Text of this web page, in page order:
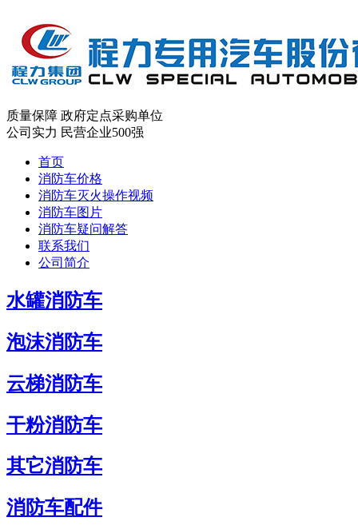
质量保障 政府定点采购单位
公司实力 民营企业500强
首页
消防车价格
消防车灭火操作视频
消防车图片
消防车疑问解答
联系我们
公司简介
水罐消防车
泡沫消防车
云梯消防车
干粉消防车
其它消防车
消防车配件